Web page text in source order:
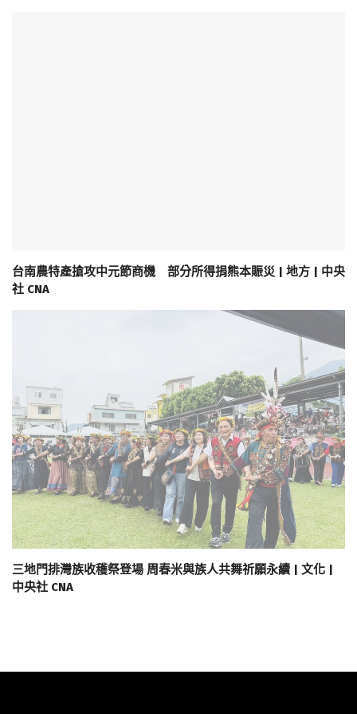
台南農特產搶攻中元節商機 部分所得捐熊本賑災 | 地方 | 中央
社 CNA
三地門排灣族收穫祭登場 周春米與族人共舞祈願永續 | 文化 |
中央社 CNA